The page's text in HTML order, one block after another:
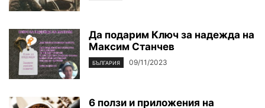
Да подарим Ключ за надежда на
Максим Станчев
БЪЛГАРИЯ 09/11/2023
6 ползи и приложения на